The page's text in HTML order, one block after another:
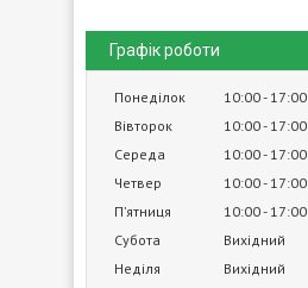
Графік роботи
Понеділок 10:00 17:00
Вівторок
10:00 17:00
Середа
10:00 17:00
Четвер
10:00 17:00
Пʼятниця
10:00 17:00
Субота
Вихідний
Неділя
Вихідний